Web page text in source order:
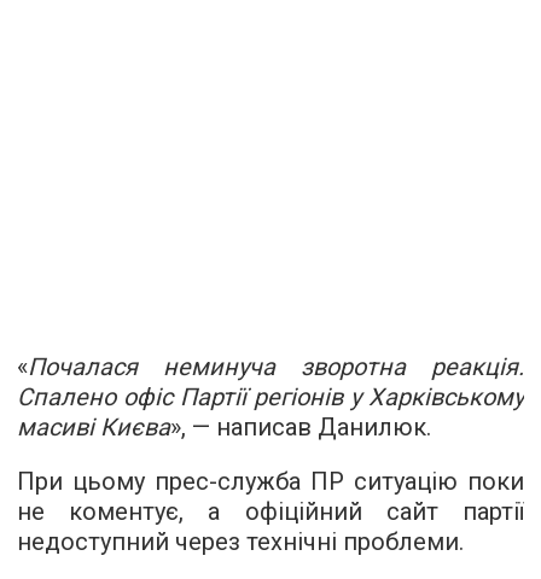
«Почалася неминуча зворотна реакція.
Спалено офіс Партії регіонів у Харківському
масиві Києва», — написав Данилюк.
При цьому прес-служба ПР ситуацію поки
не коментує, а офіційний сайт партії
недоступний через технічні проблеми.